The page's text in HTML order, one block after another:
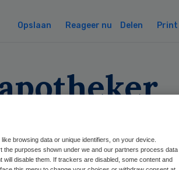
Opslaan Reageer nu Delen Print
tot
browsing data or unique identifiers, on your device.
the purposes shown under we and our partners process data
disable them. If trackers are disabled, some content and